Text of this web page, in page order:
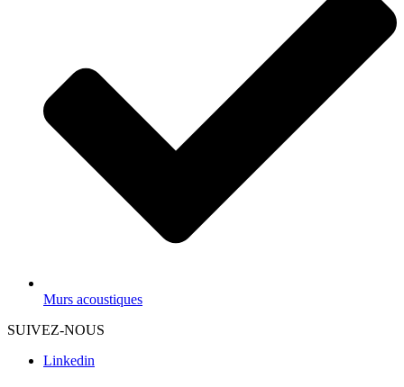
Murs acoustiques
SUIVEZ-NOUS
Linkedin